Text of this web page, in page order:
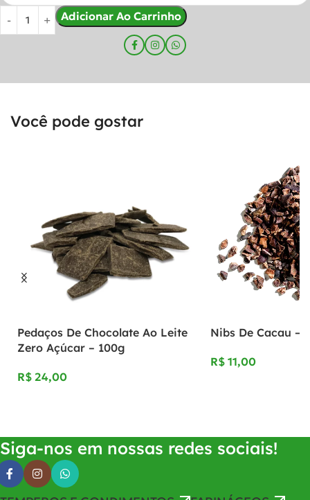
Adicionar Ao Carrinho
Você pode gostar
Pedaços De Chocolate Ao Leite
Zero Açúcar – 100g
R$
Nibs De Cacau –
R$
Siga-nos em nossas redes sociais!